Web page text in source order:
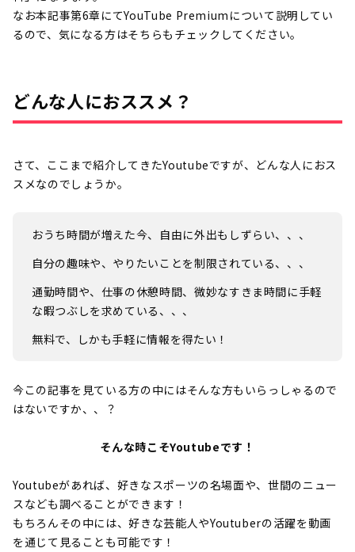
なお本記事第6章にてYouTube Premiumについて説明してい
るので、気になる方はそちらもチェックしてください。
どんな人におススメ？
さて、ここまで紹介してきたYoutubeですが、どんな人におス
スメなのでしょうか。
おうち時間が増えた今、自由に外出もしずらい、、、
自分の趣味や、やりたいことを制限されている、、、
通勤時間や、仕事の休憩時間、微妙なすきま時間に手軽
な暇つぶしを求めている、、、
無料で、しかも手軽に情報を得たい！
今この記事を見ている方の中にはそんな方もいらっしゃるので
はないですか、、？
そんな時こそYoutubeです！
Youtubeがあれば、好きなスポーツの名場面や、世間のニュー
スなども調べることができます！
もちろんその中には、好きな芸能人やYoutuberの活躍を動画
を通じて見ることも可能です！